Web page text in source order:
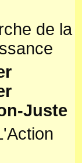
de la
Juste